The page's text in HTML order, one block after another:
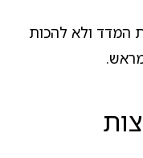
המדד ולא להכות
מראש.